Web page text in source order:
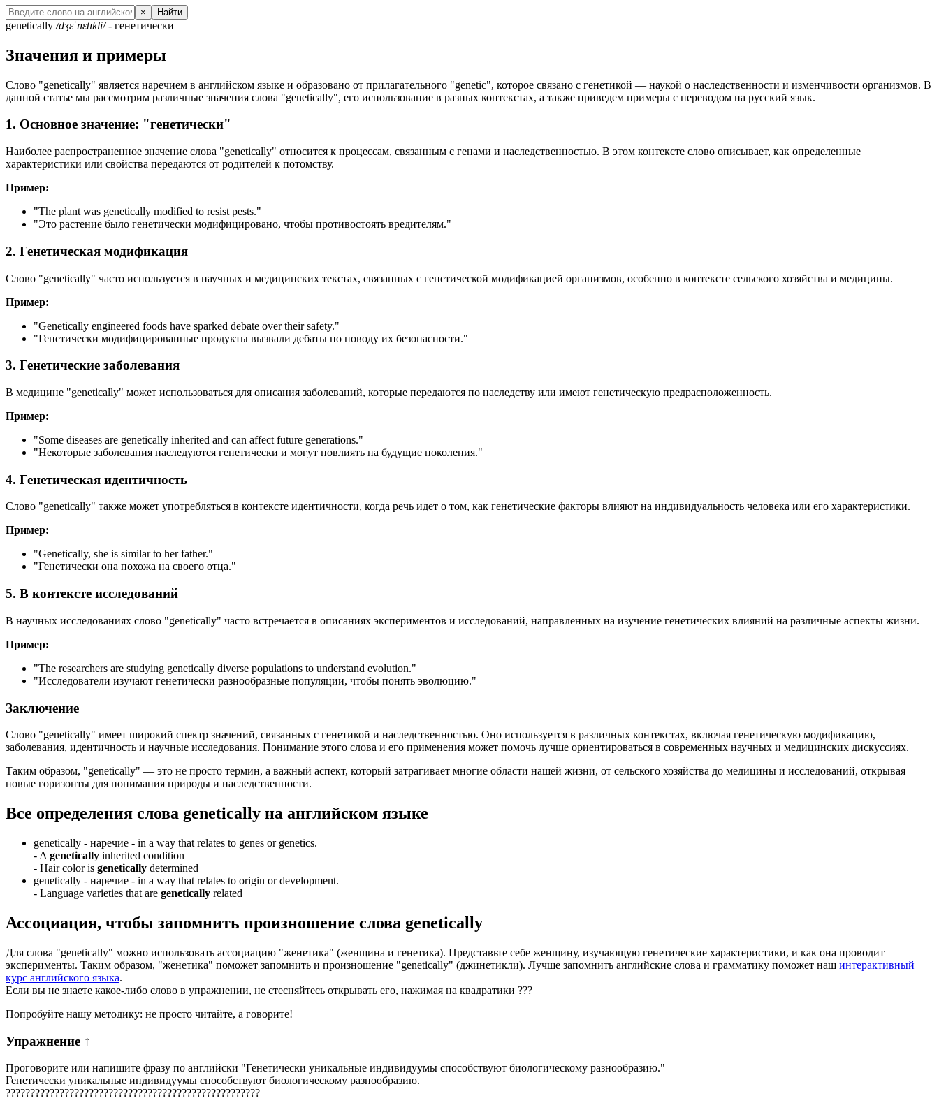
× Найти
genetically /dʒɛˈnɛtɪkli/- генетически
Значения и примеры
Слово "genetically" является наречием в английском языке и образовано от прилагательного "genetic", которое связано с генетикой — наукой о наследственности и изменчивости организмов. В
данной статье мы рассмотрим различные значения слова "genetically", его использование в разных контекстах, а также приведем примеры с переводом на русский язык.
1. Основное значение: "генетически"
Наиболее распространенное значение слова "genetically" относится к процессам, связанным с генами и наследственностью. В этом контексте слово описывает, как определенные
характеристики или свойства передаются от родителей к потомству.
Пример:
"The plant was genetically modified to resist pests."
"Это растение было генетически модифицировано, чтобы противостоять вредителям."
2. Генетическая модификация
Слово "genetically" часто используется в научных и медицинских текстах, связанных с генетической модификацией организмов, особенно в контексте сельского хозяйства и медицины.
Пример:
"Genetically engineered foods have sparked debate over their safety."
"Генетически модифицированные продукты вызвали дебаты по поводу их безопасности."
3. Генетические заболевания
В медицине "genetically" может использоваться для описания заболеваний, которые передаются по наследству или имеют генетическую предрасположенность.
Пример:
"Some diseases are genetically inherited and can affect future generations."
"Некоторые заболевания наследуются генетически и могут повлиять на будущие поколения."
4. Генетическая идентичность
Слово "genetically" также может употребляться в контексте идентичности, когда речь идет о том, как генетические факторы влияют на индивидуальность человека или его характеристики.
Пример:
"Genetically, she is similar to her father."
"Генетически она похожа на своего отца."
5. В контексте исследований
В научных исследованиях слово "genetically" часто встречается в описаниях экспериментов и исследований, направленных на изучение генетических влияний на различные аспекты жизни.
Пример:
"The researchers are studying genetically diverse populations to understand evolution."
"Исследователи изучают генетически разнообразные популяции, чтобы понять эволюцию."
Заключение
Слово "genetically" имеет широкий спектр значений, связанных с генетикой и наследственностью. Оно используется в различных контекстах, включая генетическую модификацию,
заболевания, идентичность и научные исследования. Понимание этого слова и его применения может помочь лучше ориентироваться в современных научных и медицинских дискуссиях.
Таким образом, "genetically" — это не просто термин, а важный аспект, который затрагивает многие области нашей жизни, от сельского хозяйства до медицины и исследований, открывая
новые горизонты для понимания природы и наследственности.
Все определения слова genetically на английском языке
genetically - наречие - in a way that relates to genes or genetics.
- A genetically inherited condition
- Hair color is genetically determined
genetically - наречие - in a way that relates to origin or development.
- Language varieties that are genetically related
Ассоциация, чтобы запомнить произношение слова genetically
Для слова "genetically" можно использовать ассоциацию "женетика" (женщина и генетика). Представьте себе женщину, изучающую генетические характеристики, и как она проводит
эксперименты. Таким образом, "женетика" поможет запомнить и произношение "genetically" (джинетикли). Лучше запомнить английские слова и грамматику поможет наш интерактивный
курс английского языка.
Если вы не знаете какое-либо слово в упражнении, не стесняйтесь открывать его, нажимая на квадратики ???
Попробуйте нашу методику: не просто читайте, а говорите!
Упражнение ↑
Проговорите или напишите фразу по английски "Генетически уникальные индивидуумы способствуют биологическому разнообразию."
Генетически уникальные индивидуумы способствуют биологическому разнообразию.
????????????????????????????????????????????????????